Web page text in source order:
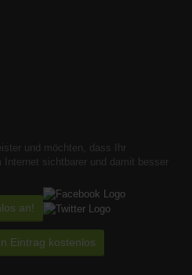
und möchten, dass Ihr
sichtbarer und damit besser
an!
Eintrag kostenlos